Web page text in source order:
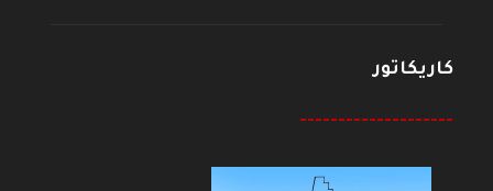
كاريكاتور
--------------------